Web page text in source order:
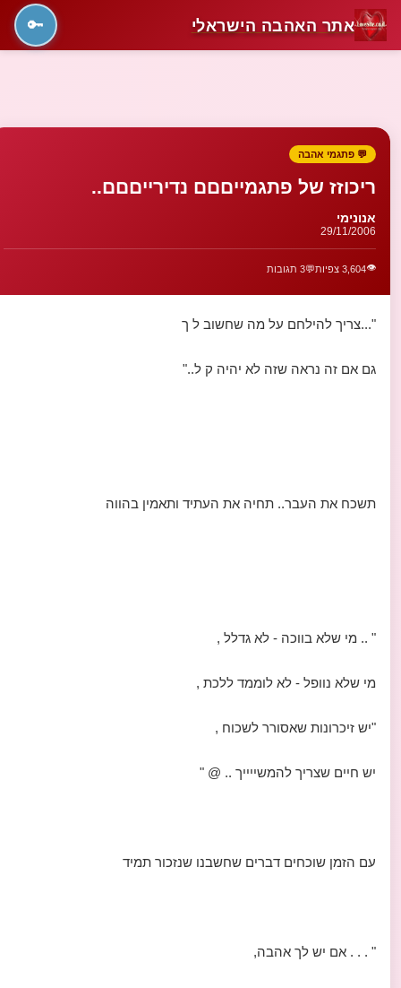
אתר האהבה הישראלי 🔑
💬 פתגמי אהבה
ריכוזז של פתגמייםםם נדירייםםם..
אנונימי
29/11/2006
👁️3,604 צפיות 💬3 תגובות
"...צריך להילחם על מה שחשוב ל ך
גם אם זה נראה שזה לא יהיה ק ל.."
תשכח את העבר.. תחיה את העתיד ותאמין בהווה
" .. מי שלא בווכה - לא גדלל ,
מי שלא נוופל - לא לוממד ללכת ,
"יש זיכרונות שאסורר לשכוח ,
יש חיים שצריך להמשייייך .. @ "
עם הזמן שוכחים דברים שחשבנו שנזכור תמיד
" . . . אם יש לך אהבה,